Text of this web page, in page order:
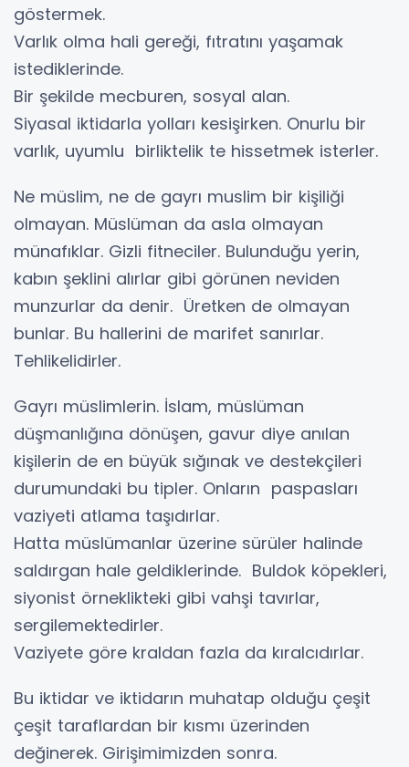
göstermek.
Varlık olma hali gereği, fıtratını yaşamak
istediklerinde.
Bir şekilde mecburen, sosyal alan.
Siyasal iktidarla yolları kesişirken. Onurlu bir
varlık, uyumlu birliktelik te hissetmek isterler.
Ne müslim, ne de gayrı muslim bir kişiliği
olmayan. Müslüman da asla olmayan
münafıklar. Gizli fitneciler. Bulunduğu yerin,
kabın şeklini alırlar gibi görünen neviden
munzurlar da denir. Üretken de olmayan
bunlar. Bu hallerini de marifet sanırlar.
Tehlikelidirler.
Gayrı müslimlerin. İslam, müslüman
düşmanlığına dönüşen, gavur diye anılan
kişilerin de en büyük sığınak ve destekçileri
durumundaki bu tipler. Onların paspasları
vaziyeti atlama taşıdırlar.
Hatta müslümanlar üzerine sürüler halinde
saldırgan hale geldiklerinde. Buldok köpekleri,
siyonist örneklikteki gibi vahşi tavırlar,
sergilemektedirler.
Vaziyete göre kraldan fazla da kıralcıdırlar.
Bu iktidar ve iktidarın muhatap olduğu çeşit
çeşit taraflardan bir kısmı üzerinden
değinerek. Girişimimizden sonra.